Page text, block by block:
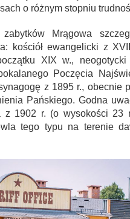
o różnym stopniu
Mrągowa
kościół ewangelicki z
XIX w., neogotycki
Poczęcia
z 1895 r., obecnie
Pańskiego. Godna
z 1902 r. (o wysokości 23
tego typu na terenie